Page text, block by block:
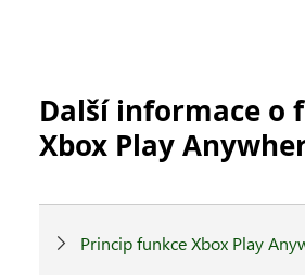
Další informace o
Xbox Play
Princip funkce Xbox Play